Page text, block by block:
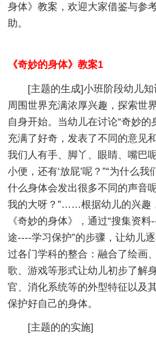
身体》教案，欢迎大家借鉴与参
助。
《奇妙的身体》教案1
[主题的生成]小班阶段幼儿
周围世界充满浓厚兴趣，探索世
自身开始。当幼儿在讨论“奇妙的
充满了好奇，发表了不同的意见
我们人有手、脚丫、眼睛、嘴巴
小便，还有‘放屁’呢？”“为什么我
什么身体会发出很多不同的声音
我的大呀？”……根据幼儿的兴趣
《奇妙的身体》，通过“搜集资
途----学习保护”的步骤，让幼儿
过各门学科的整合：融合了绘画
歌、游戏等形式让幼儿初步了解
官、消化系统等的外型特征以及
保护好自己的身体。
[主题的的实施]